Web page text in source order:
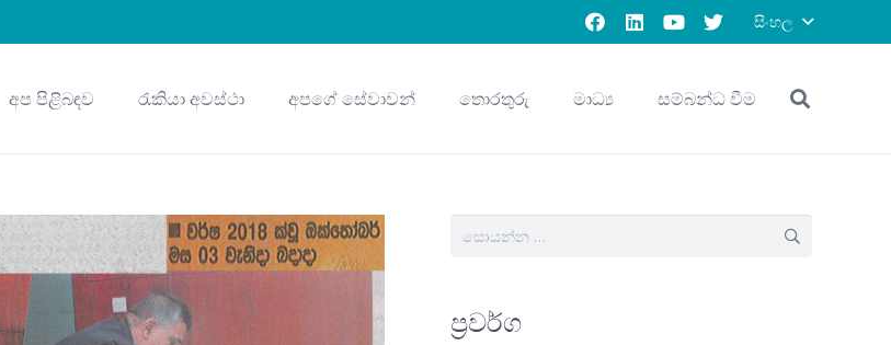
සිංහල
අප පිළිබඳව රැකියා අවස්ථා අපගේ සේවාවන් තොරතුරු මාධ්‍ය සම්බන්ධ වීම
සොයන්න:
ප්‍රවර්ග